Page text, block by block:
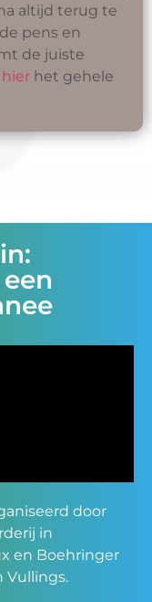
altijd terug te
pens en
de juiste
hier het gehele
door
in
en Boehringer
Vullings.